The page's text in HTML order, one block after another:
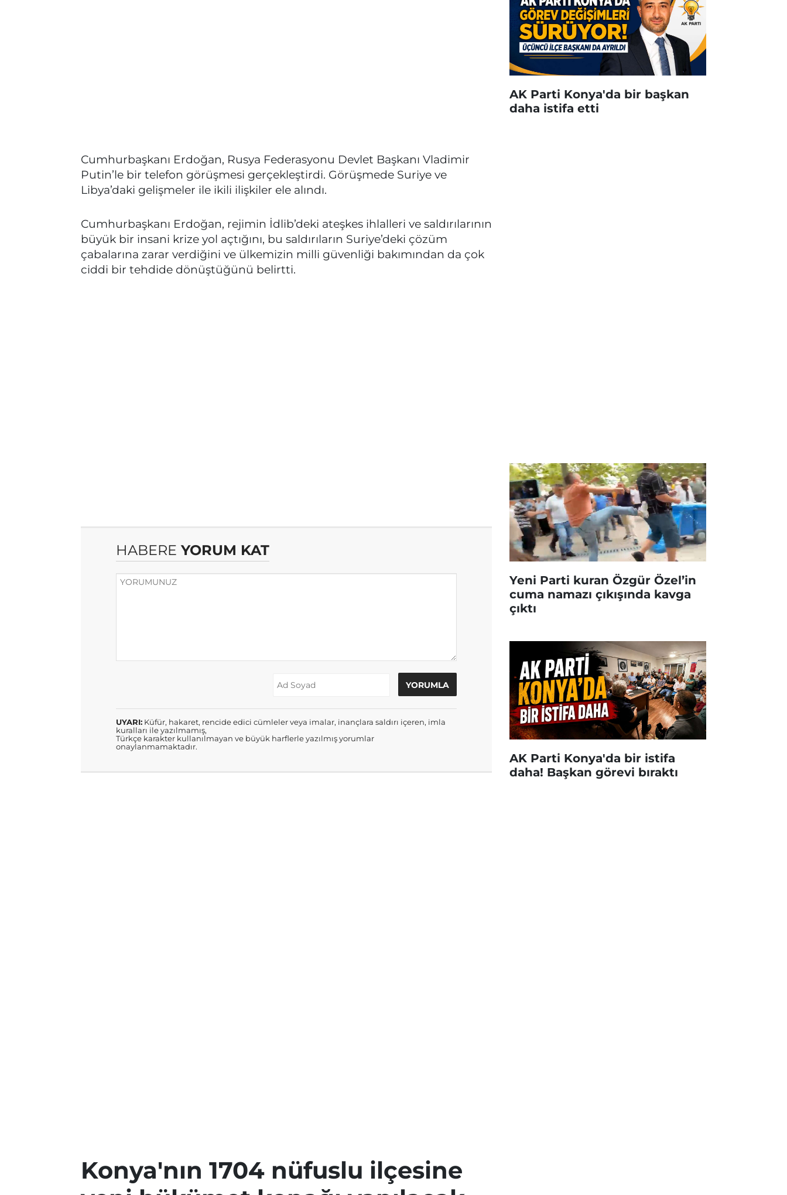
Cumhurbaşkanı Erdoğan, Rusya Federasyonu Devlet Başkanı Vladimir
Putin’le bir telefon görüşmesi gerçekleştirdi. Görüşmede Suriye ve
Libya’daki gelişmeler ile ikili ilişkiler ele alındı.
Cumhurbaşkanı Erdoğan, rejimin İdlib’deki ateşkes ihlalleri ve saldırılarının
büyük bir insani krize yol açtığını, bu saldırıların Suriye’deki çözüm
çabalarına zarar verdiğini ve ülkemizin milli güvenliği bakımından da çok
ciddi bir tehdide dönüştüğünü belirtti.
HABERE YORUM KAT
UYARI: Küfür, hakaret, rencide edici cümleler veya imalar, inançlara saldırı içeren, imla
kuralları ile yazılmamış,
Türkçe karakter kullanılmayan ve büyük harflerle yazılmış yorumlar
onaylanmamaktadır.
AK Parti Konya'da bir başkan
daha istifa etti
Yeni Parti kuran Özgür Özel’in
cuma namazı çıkışında kavga
çıktı
AK Parti Konya'da bir istifa
daha! Başkan görevi bıraktı
Konya'nın 1704 nüfuslu ilçesine